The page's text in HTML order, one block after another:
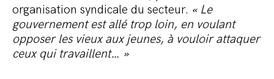
organisation syndicale du secteur. « Le
gouvernement est allé trop loin, en voulant
opposer les vieux aux jeunes, à vouloir attaquer
ceux qui travaillent… »